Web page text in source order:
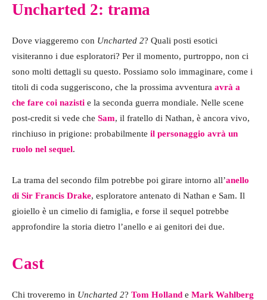
Uncharted 2: trama
Dove viaggeremo con Uncharted 2? Quali posti esotici
visiteranno i due esploratori? Per il momento, purtroppo, non ci
sono molti dettagli su questo. Possiamo solo immaginare, come i
titoli di coda suggeriscono, che la prossima avventura avrà a
che fare coi nazisti e la seconda guerra mondiale. Nelle scene
post-credit si vede che Sam, il fratello di Nathan, è ancora vivo,
rinchiuso in prigione: probabilmente il personaggio avrà un
ruolo nel sequel.
La trama del secondo film potrebbe poi girare intorno all’anello
di Sir Francis Drake, esploratore antenato di Nathan e Sam. Il
gioiello è un cimelio di famiglia, e forse il sequel potrebbe
approfondire la storia dietro l’anello e ai genitori dei due.
Cast
Chi troveremo in Uncharted 2? Tom Holland e Mark Wahlberg